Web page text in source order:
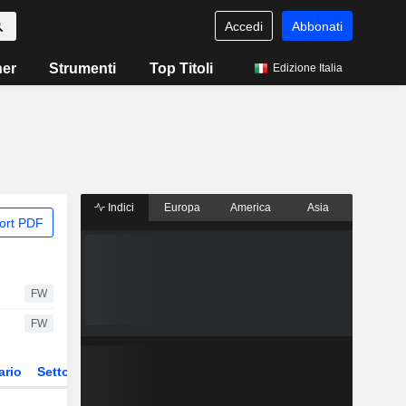
Accedi Abbonati
Strumenti Top Titoli Edizione Italia
PDF
FW
FW
Settore
Indici Europa America Asia